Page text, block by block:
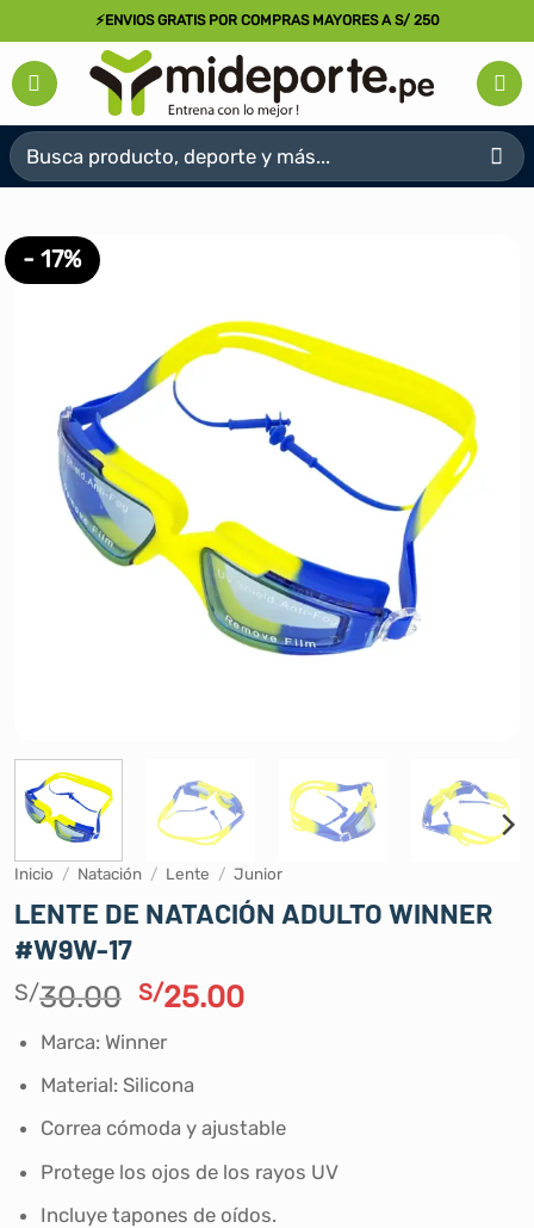
al
contenido
⚡ENVIOS GRATIS POR COMPRAS MAYORES A S/ 250
Buscar
por:
- 17%
Inicio / Natación / Lente / Junior
LENTE DE NATACIÓN ADULTO WINNER
#W9W-17
S/30.00 El
original
era:
S/30.00.
S/25.00El
S/25.00.
Marca: Winner
Material: Silicona
Correa cómoda y ajustable
Protege los ojos de los rayos UV
Incluye tapones de oídos.